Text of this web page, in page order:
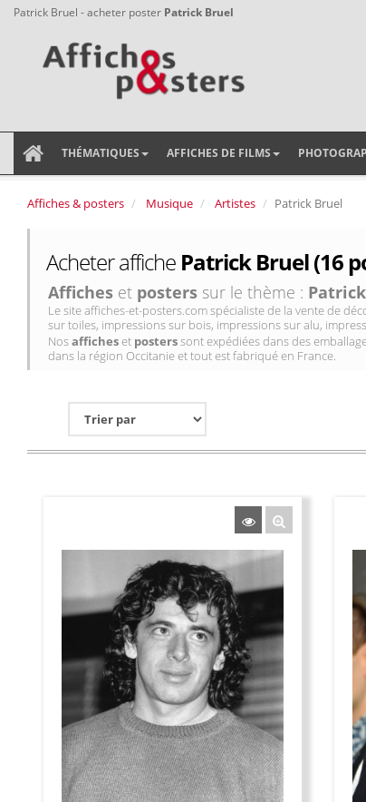
Patrick Bruel - acheter poster Patrick Bruel
THÉMATIQUES AFFICHES DE FILMS
Affiches & posters Musique Artistes Patrick Bruel
Acheter affiche Patrick Bruel (16
Affiches et posters sur le thème :
Le site affiches-et-posters.com spécialiste de la vente de
sur toiles, impressions sur bois, impressions sur alu,
Nosafficheset posterssont expédiées dans des
dans la région Occitanie et tout est fabriqué en France.